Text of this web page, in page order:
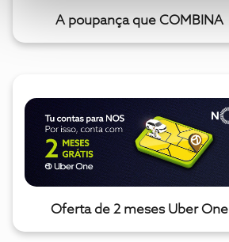
A poupança que COMBINA
Oferta de 2 meses Uber One